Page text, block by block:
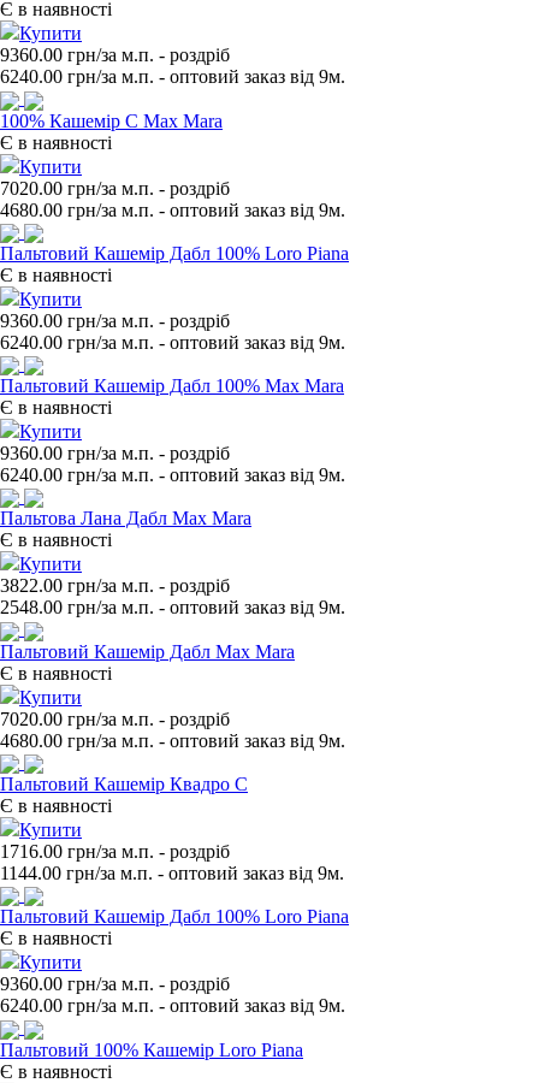
Є в наявності
Купити
9360.00 грн/за м.п. - роздрiб
6240.00 грн/за м.п. - оптовий заказ вiд 9м.
100% Кашемір С Max Mara
Є в наявності
Купити
7020.00 грн/за м.п. - роздрiб
4680.00 грн/за м.п. - оптовий заказ вiд 9м.
Пальтовий Кашемір Дабл 100% Loro Piana
Є в наявності
Купити
9360.00 грн/за м.п. - роздрiб
6240.00 грн/за м.п. - оптовий заказ вiд 9м.
Пальтовий Кашемір Дабл 100% Max Mara
Є в наявності
Купити
9360.00 грн/за м.п. - роздрiб
6240.00 грн/за м.п. - оптовий заказ вiд 9м.
Пальтова Лана Дабл Max Mara
Є в наявності
Купити
3822.00 грн/за м.п. - роздрiб
2548.00 грн/за м.п. - оптовий заказ вiд 9м.
Пальтовий Кашемір Дабл Max Mara
Є в наявності
Купити
7020.00 грн/за м.п. - роздрiб
4680.00 грн/за м.п. - оптовий заказ вiд 9м.
Пальтовий Кашемір Квадро С
Є в наявності
Купити
1716.00 грн/за м.п. - роздрiб
1144.00 грн/за м.п. - оптовий заказ вiд 9м.
Пальтовий Кашемір Дабл 100% Loro Piana
Є в наявності
Купити
9360.00 грн/за м.п. - роздрiб
6240.00 грн/за м.п. - оптовий заказ вiд 9м.
Пальтовий 100% Кашемір Loro Piana
Є в наявності